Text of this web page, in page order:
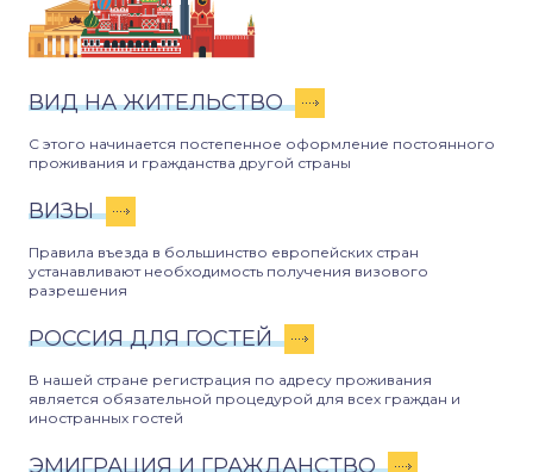
ВИД НА ЖИТЕЛЬСТВО
С этого начинается постепенное оформление постоянного
проживания и гражданства другой страны
ВИЗЫ
Правила въезда в большинство европейских стран
устанавливают необходимость получения визового
разрешения
РОССИЯ ДЛЯ ГОСТЕЙ
В нашей стране регистрация по адресу проживания
является обязательной процедурой для всех граждан и
иностранных гостей
ЭМИГРАЦИЯ И ГРАЖДАНСТВО